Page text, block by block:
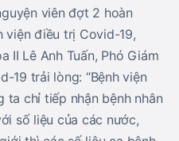
viên đợt 2 hoàn
viện điều trị Covid-19,
II Lê Anh Tuấn, Phó Giám
19 trải lòng: “Bệnh viện
ta chỉ tiếp nhận bệnh nhân
số liệu của các nước,